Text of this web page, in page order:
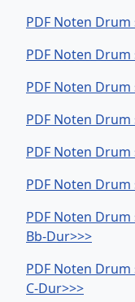
PDF Noten
PDF Noten
PDF Noten
PDF Noten
PDF Noten
PDF Noten
PDF Noten
Bb-Dur>>>
PDF Noten
C-Dur>>>